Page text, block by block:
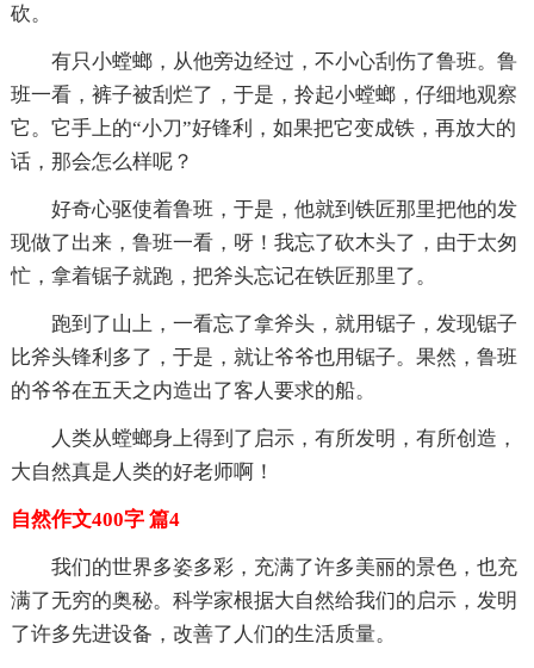
砍。
有只小螳螂，从他旁边经过，不小心刮伤了鲁班。鲁
班一看，裤子被刮烂了，于是，拎起小螳螂，仔细地观察
它。它手上的“小刀”好锋利，如果把它变成铁，再放大的
话，那会怎么样呢？
好奇心驱使着鲁班，于是，他就到铁匠那里把他的发
现做了出来，鲁班一看，呀！我忘了砍木头了，由于太匆
忙，拿着锯子就跑，把斧头忘记在铁匠那里了。
跑到了山上，一看忘了拿斧头，就用锯子，发现锯子
比斧头锋利多了，于是，就让爷爷也用锯子。果然，鲁班
的爷爷在五天之内造出了客人要求的船。
人类从螳螂身上得到了启示，有所发明，有所创造，
大自然真是人类的好老师啊！
自然作文400字 篇4
我们的世界多姿多彩，充满了许多美丽的景色，也充
满了无穷的奥秘。科学家根据大自然给我们的启示，发明
了许多先进设备，改善了人们的生活质量。